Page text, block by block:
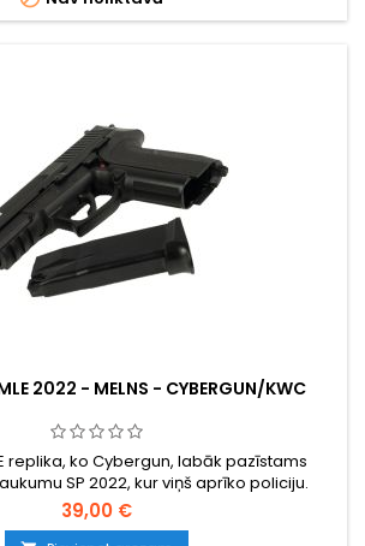
2022 - MELNS - CYBERGUN/KWC
replika, ko Cybergun, labāk pazīstams
SP 2022, kur viņš aprīko policiju.
39,00 €